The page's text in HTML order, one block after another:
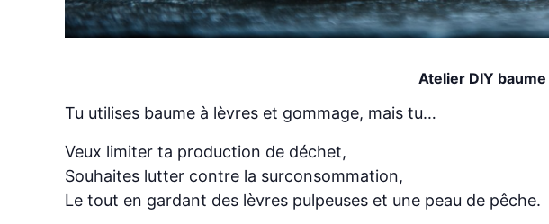
Atelier DIY
Tu utilises baume à lèvres et gommage, mais tu…
Veux limiter ta production de déchet,
Souhaites lutter contre la surconsommation,
Le tout en gardant des lèvres pulpeuses et une peau de pêche.